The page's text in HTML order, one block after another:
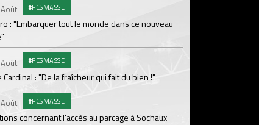
#FCSMASSE
: "Embarquer tout le monde dans ce nouveau
#FCSMASSE
Cardinal : "De la fraîcheur qui fait du bien !"
#FCSMASSE
concernant l'accès au parcage à Sochaux